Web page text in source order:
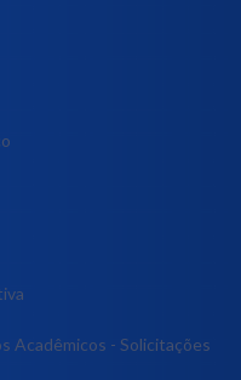
Acadêmicos - Solicitações